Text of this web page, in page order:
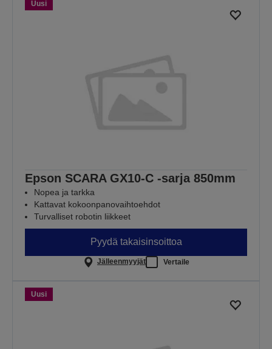
Uusi
Epson SCARA GX10-C -sarja 850mm
Nopea ja tarkka
Kattavat kokoonpanovaihtoehdot
Turvalliset robotin liikkeet
Pyydä takaisinsoittoa
Jälleenmyyjät Vertaile
Uusi